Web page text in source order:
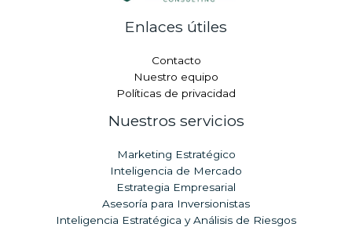
Enlaces útiles
Contacto
Nuestro equipo
Políticas de privacidad
Nuestros servicios
Marketing Estratégico
Inteligencia de Mercado
Estrategia Empresarial
Asesoría para Inversionistas
Inteligencia Estratégica y Análisis de Riesgos